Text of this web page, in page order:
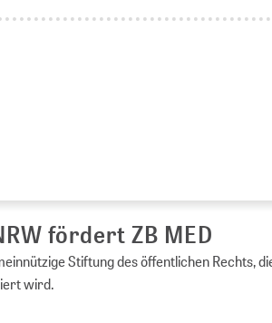
ZB MED
Stiftung des öffentlichen Rechts, die vom